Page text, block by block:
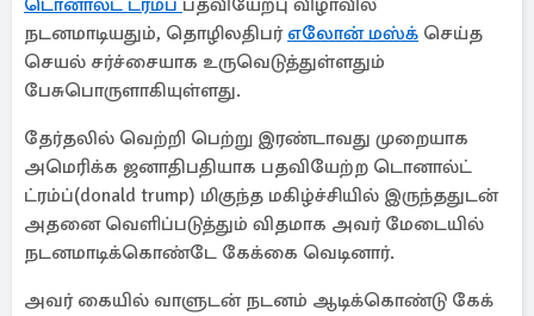
டொனால்ட் ட்ரம்ப் பதவியேற்பு விழாவில்
நடனமாடியதும், தொழிலதிபர் எலோன் மஸ்க் செய்த
செயல் சர்ச்சையாக உருவெடுத்துள்ளதும்
பேசுபொருளாகியுள்ளது.
தேர்தலில் வெற்றி பெற்று இரண்டாவது முறையாக
அமெரிக்க ஜனாதிபதியாக பதவியேற்ற டொனால்ட்
ட்ரம்ப்(donald trump) மிகுந்த மகிழ்ச்சியில் இருந்ததுடன்
அதனை வெளிப்படுத்தும் விதமாக அவர் மேடையில்
நடனமாடிக்கொண்டே கேக்கை வெடினார்.
அவர் கையில் வாளுடன் நடனம் ஆடிக்கொண்டு கேக்